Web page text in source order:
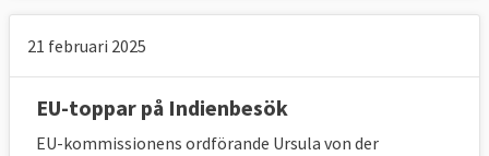
21 februari 2025
EU-toppar på Indienbesök
EU-kommissionens ordförande Ursula von der